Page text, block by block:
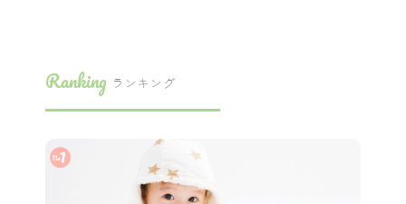
Ranking ランキング